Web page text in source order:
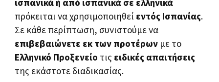
ισπανικά ή από ισπανικά σε ελληνικά
πρόκειται να χρησιμοποιηθεί εντός Ισπανίας.
Σε κάθε περίπτωση, συνιστούμε να
επιβεβαιώνετε εκ των προτέρων με το
Ελληνικό Προξενείο τις ειδικές απαιτήσεις
της εκάστοτε διαδικασίας.